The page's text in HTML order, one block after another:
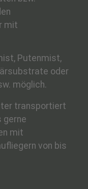
mit
Putenmist,
oder
möglich.
transportiert
gerne
mit
von bis